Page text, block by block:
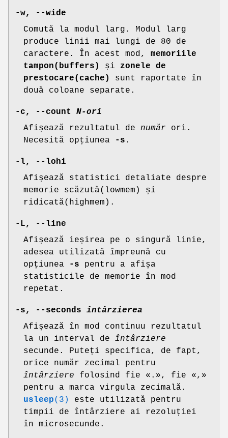
-w,
--wide
Comută la modul larg. Modul larg
produce linii mai lungi de 80 de
caractere. În acest mod, memoriile
tampon(buffers)
și zonele de
prestocare(cache)
sunt raportate în
două coloane separate.
-c, --count
N-ori
Afișează rezultatul de număr ori.
Necesită opțiunea
-s .
-l,
--lohi
Afișează statistici detaliate despre
memorie scăzută(lowmem) și
ridicată(highmem).
-L,
--line
Afișează ieșirea pe o singură linie,
adesea utilizată împreună cu
opțiunea
-s pentru a afișa
statisticile de memorie în mod
repetat.
-s, --seconds
întârzierea
Afișează în mod continuu rezultatul
la un interval de întârziere
secunde. Puteți specifica, de fapt,
orice număr zecimal pentru
întârziere folosind fie «.», fie «,»
pentru a marca virgula zecimală.
usleep(3)
este utilizată pentru
timpii de întârziere ai rezoluției
în microsecunde.